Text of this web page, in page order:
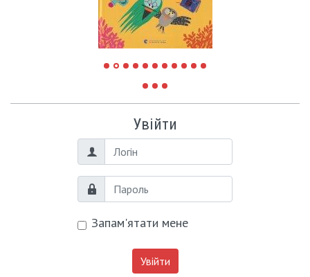
Увійти
Логін
Пароль
Запам'ятати мене
Увійти